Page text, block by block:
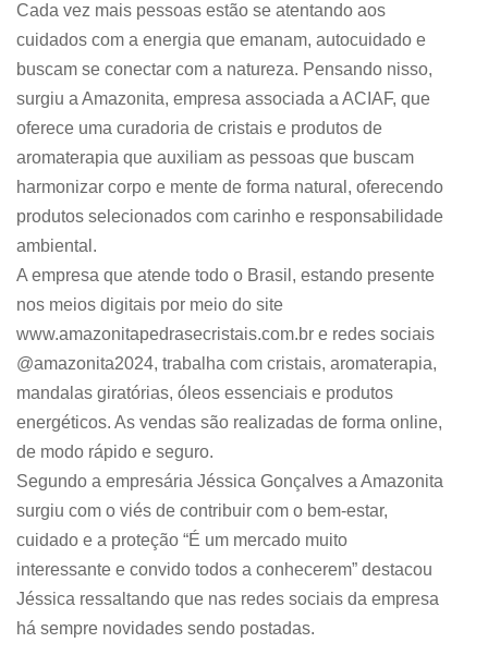
Cada vez mais pessoas estão se atentando aos
cuidados com a energia que emanam, autocuidado e
buscam se conectar com a natureza. Pensando nisso,
surgiu a Amazonita, empresa associada a ACIAF, que
oferece uma curadoria de cristais e produtos de
aromaterapia que auxiliam as pessoas que buscam
harmonizar corpo e mente de forma natural, oferecendo
produtos selecionados com carinho e responsabilidade
ambiental.
A empresa que atende todo o Brasil, estando presente
nos meios digitais por meio do site
www.amazonitapedrasecristais.com.br e redes sociais
@amazonita2024, trabalha com cristais, aromaterapia,
mandalas giratórias, óleos essenciais e produtos
energéticos. As vendas são realizadas de forma online,
de modo rápido e seguro.
Segundo a empresária Jéssica Gonçalves a Amazonita
surgiu com o viés de contribuir com o bem-estar,
cuidado e a proteção “É um mercado muito
interessante e convido todos a conhecerem” destacou
Jéssica ressaltando que nas redes sociais da empresa
há sempre novidades sendo postadas.